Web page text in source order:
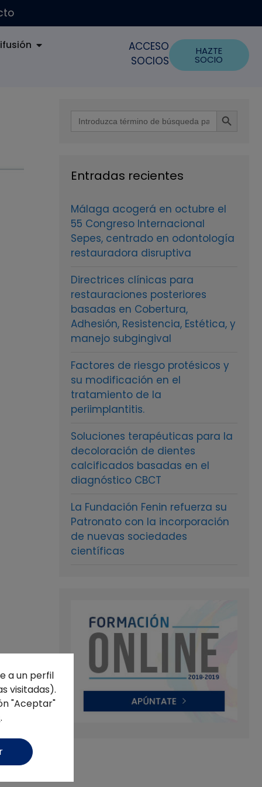
ACCESO
SOCIOS
HAZTE
SOCIO
Buscar: Botón de
Entradas recientes
Málaga acogerá en octubre el
55 Congreso Internacional
Sepes, centrado en odontología
restauradora disruptiva
Directrices clínicas para
restauraciones posteriores
basadas en Cobertura,
Adhesión, Resistencia, Estética, y
manejo subgingival
Factores de riesgo protésicos y
su modificación en el
tratamiento de la
periimplantitis.
Soluciones terapéuticas para la
decoloración de dientes
calcificados basadas en el
diagnóstico CBCT
La Fundación Fenin refuerza su
Patronato con la incorporación
de nuevas sociedades
científicas
a un perfil
visitadas).
"Aceptar"
.